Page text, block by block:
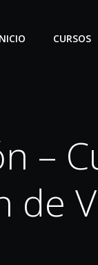
CURSOS
–
de